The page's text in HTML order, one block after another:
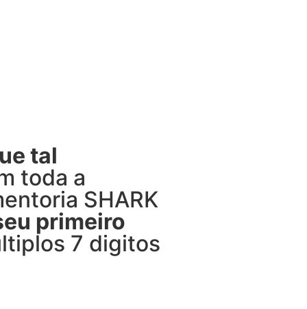
tal
toda a
SHARK
primeiro
7 digitos